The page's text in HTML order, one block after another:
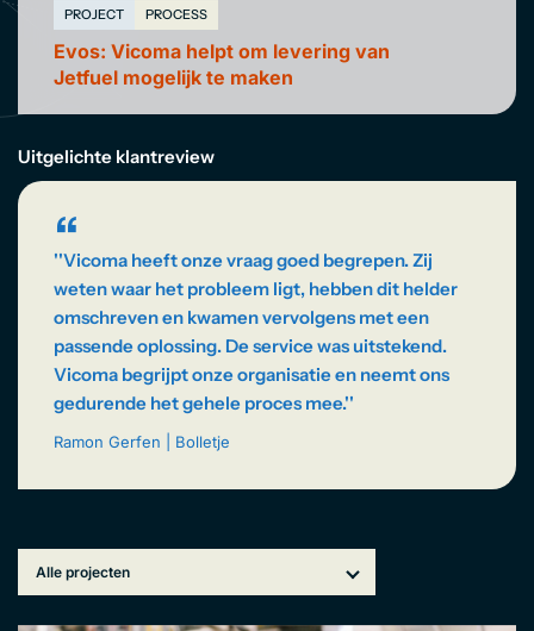
EN
PROJECT PROCESS
Evos: Vicoma helpt om levering van
Jetfuel mogelijk te maken
Uitgelichte klantreview
“
''Vicoma heeft onze vraag goed begrepen. Zij
weten waar het probleem ligt, hebben dit helder
omschreven en kwamen vervolgens met een
passende oplossing. De service was uitstekend.
Vicoma begrijpt onze organisatie en neemt ons
gedurende het gehele proces mee.''
Ramon Gerfen | Bolletje